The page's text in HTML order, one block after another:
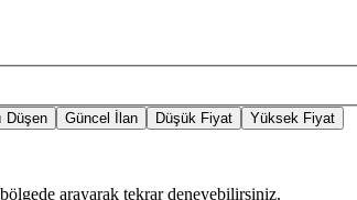
Düşen Güncel İlan Düşük Fiyat Yüksek Fiyat
arayarak tekrar deneyebilirsiniz.